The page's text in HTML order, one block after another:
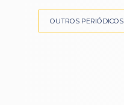
OUTROS PERIÓDICOS